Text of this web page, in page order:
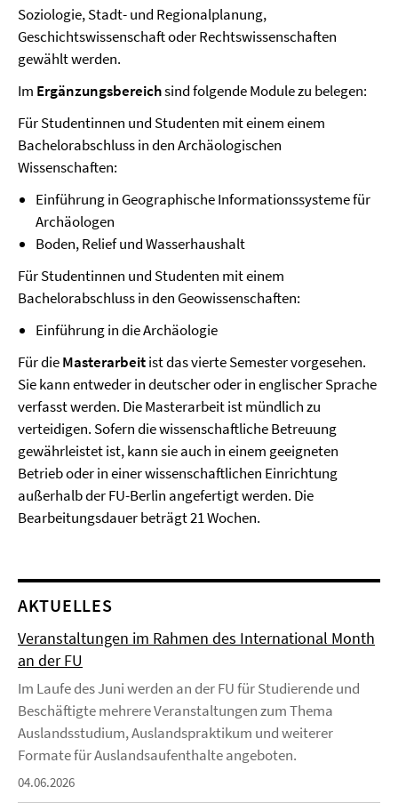
Soziologie, Stadt- und Regionalplanung,
Geschichtswissenschaft oder Rechtswissenschaften
gewählt werden.
Im Ergänzungsbereichsind folgende Module zu belegen:
Für Studentinnen und Studenten mit einem einem
Bachelorabschluss in den Archäologischen
Wissenschaften:
Einführung in Geographische Informationssysteme für
Archäologen
Boden, Relief und Wasserhaushalt
Für Studentinnen und Studenten mit einem
Bachelorabschluss in den Geowissenschaften:
Einführung in die Archäologie
Für dieMasterarbeitist das vierte Semester vorgesehen.
Sie kann entweder in deutscher oder in englischer Sprache
verfasst werden. Die Masterarbeit ist mündlich zu
verteidigen. Sofern die wissenschaftliche Betreuung
gewährleistet ist, kann sie auch in einem geeigneten
Betrieb oder in einer wissenschaftlichen Einrichtung
außerhalb der FU-Berlin angefertigt werden. Die
Bearbeitungsdauer beträgt 21 Wochen.
AKTUELLES
Veranstaltungen im Rahmen des International Month
an der FU
Im Laufe des Juni werden an der FU für Studierende und
Beschäftigte mehrere Veranstaltungen zum Thema
Auslandsstudium, Auslandspraktikum und weiterer
Formate für Auslandsaufenthalte angeboten.
04.06.2026